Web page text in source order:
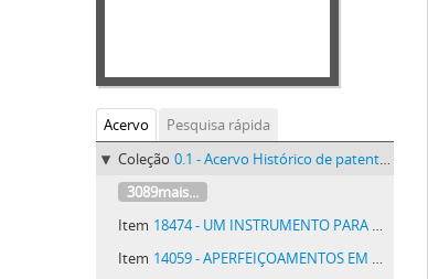
Acervo
Pesquisa rápida
Coleção 0.1 - Acervo Histórico de patentes do INPI - Acervo Histórico de patentes do INPI
3089mais...
Item 18474 - UM INSTRUMENTO PARA MEDIR A ALTURA, DISTANCIA E LARGURA DE QUAESQUER OBJECTOS, DENOMINADO OPERAMETRO GALANTE
Item 14059 - APERFEIÇOAMENTOS EM MEIOS PARA PRODUZIR UM ALTO VACUO